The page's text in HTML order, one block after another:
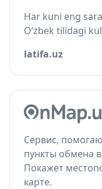
Har kuni eng
O‘zbek tilidagi
latifa.uz
Сервис,
пункты обмена
Покажет
карте.